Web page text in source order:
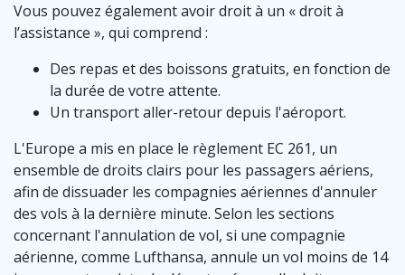
Vous pouvez également avoir droit à un « droit à
l’assistance », qui comprend :
Des repas et des boissons gratuits, en fonction de
la durée de votre attente.
Un transport aller-retour depuis l'aéroport.
L'Europe a mis en place le règlement EC 261, un
ensemble de droits clairs pour les passagers aériens,
afin de dissuader les compagnies aériennes d'annuler
des vols à la dernière minute. Selon les sections
concernant l'annulation de vol, si une compagnie
aérienne, comme Lufthansa, annule un vol moins de 14